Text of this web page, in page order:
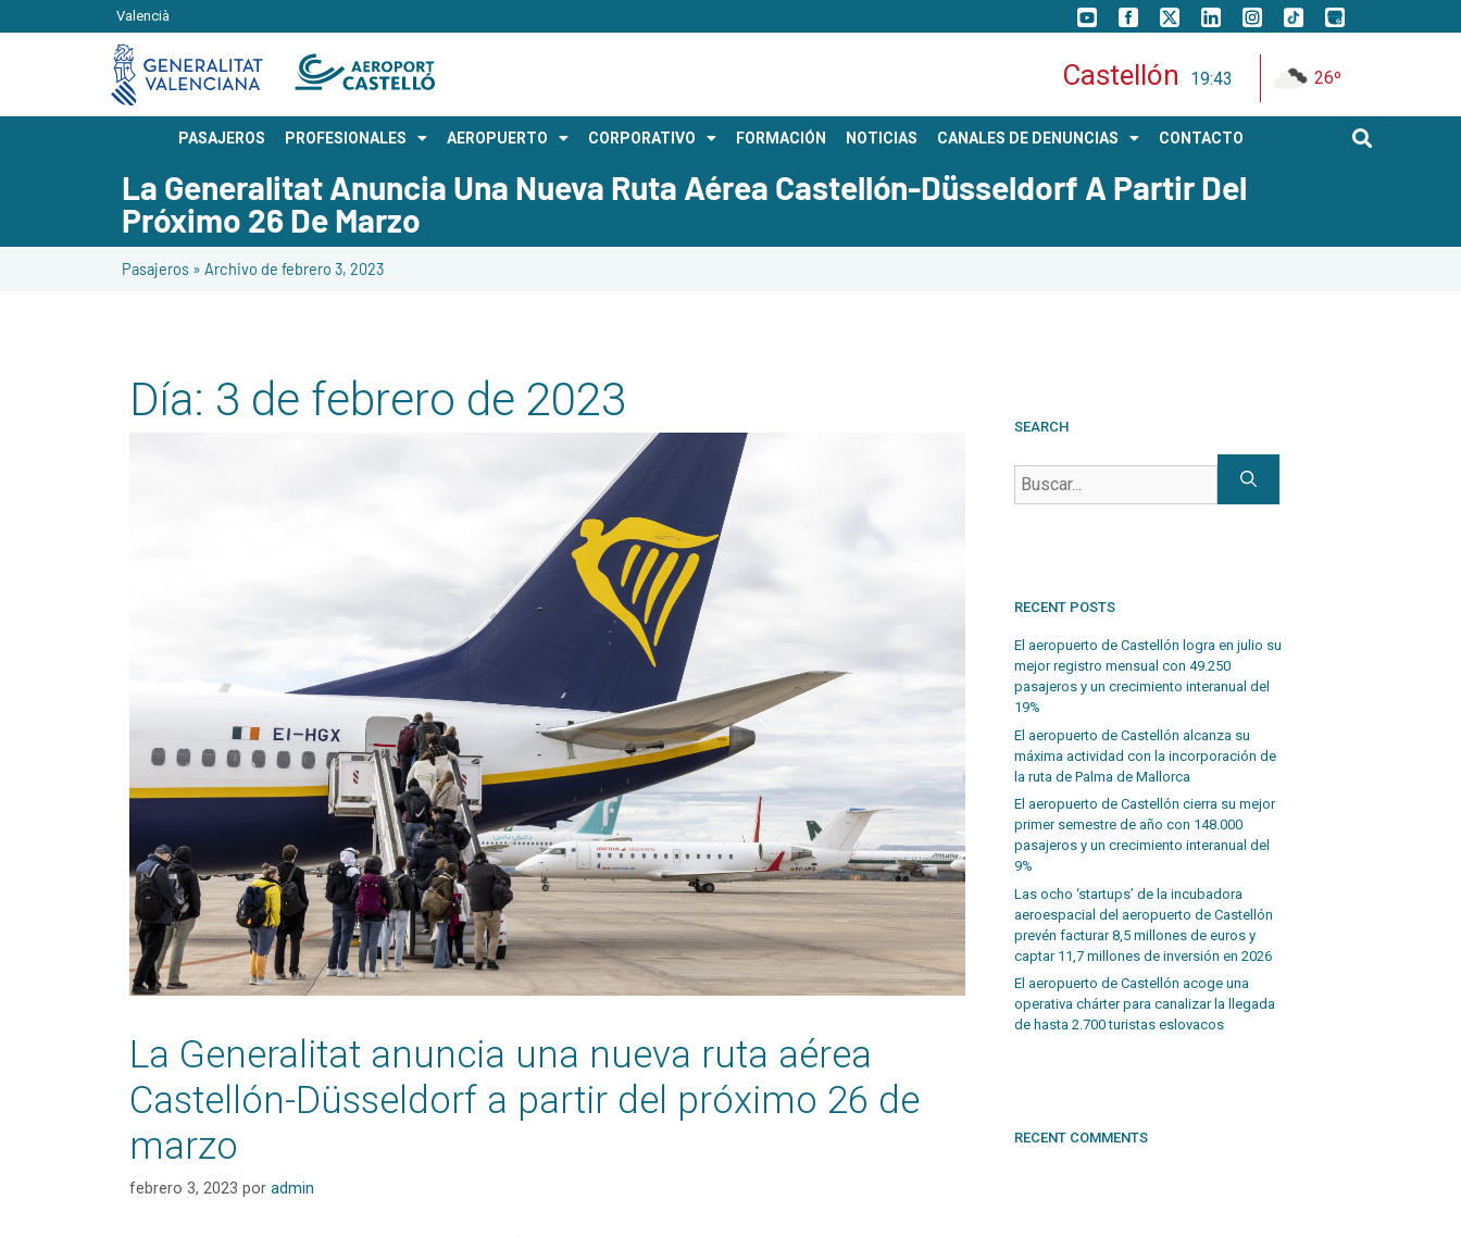
Valencià
Castellón 19:43 26º
PASAJEROS PROFESIONALES AEROPUERTO CORPORATIVO FORMACIÓN NOTICIAS CANALES DE DENUNCIAS CONTACTO
La Generalitat Anuncia Una Nueva Ruta Aérea Castellón-Düsseldorf A Partir Del
Próximo 26 De Marzo
Pasajeros » Archivo de febrero 3, 2023
Día: 3 de febrero de 2023
La Generalitat anuncia una nueva ruta aérea
Castellón-Düsseldorf a partir del próximo 26 de
marzo
febrero 3, 2023 por admin
SEARCH
RECENT POSTS
El aeropuerto de Castellón logra en julio su
mejor registro mensual con 49.250
pasajeros y un crecimiento interanual del
19%
El aeropuerto de Castellón alcanza su
máxima actividad con la incorporación de
la ruta de Palma de Mallorca
El aeropuerto de Castellón cierra su mejor
primer semestre de año con 148.000
pasajeros y un crecimiento interanual del
9%
Las ocho ‘startups’ de la incubadora
aeroespacial del aeropuerto de Castellón
prevén facturar 8,5 millones de euros y
captar 11,7 millones de inversión en 2026
El aeropuerto de Castellón acoge una
operativa chárter para canalizar la llegada
de hasta 2.700 turistas eslovacos
RECENT COMMENTS